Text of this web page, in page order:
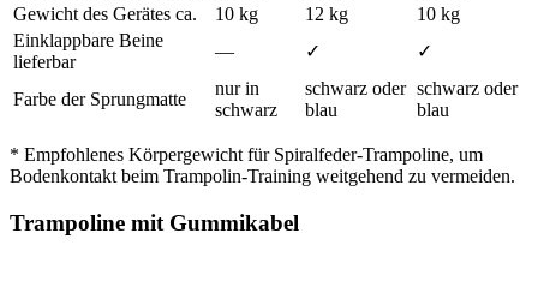
Gewicht des Gerätes ca.
10 kg 12 kg
10 kg
Einklappbare Beine
lieferbar
— ✓ ✓
Farbe der Sprungmatte
nur in
schwarz
schwarz oder
blau
schwarz oder
blau
* Empfohlenes Körpergewicht für Spiralfeder-Trampoline, um
Bodenkontakt beim Trampolin-Training weitgehend zu vermeiden.
Trampoline mit Gummikabel